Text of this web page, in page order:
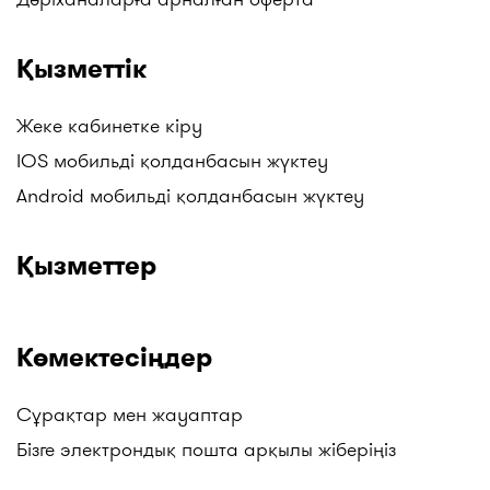
жаңа дәріханалар мен дәріхана жүйелерінің
аласыздар: Gold medicine дәріханалары, Mega
дәріханалары, "Salamat" дәріханалары, ТБД
(Төмен Баға Дәріханалары), Гиппократ және
басқалар. Жаңартуларды бақылаңыздар!
Қызметтік
Жеке кабинетке кіру
IOS мобильді қолданбасын жүктеу
Android мобильді қолданбасын жүктеу
Қызметтер
Көмектесіңдер
Сұрақтар мен жауаптар
Бізге электрондық пошта арқылы жіберіңіз